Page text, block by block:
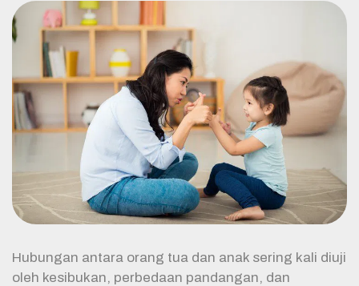
Hubungan antara orang tua dan anak sering kali diuji
oleh kesibukan, perbedaan pandangan, dan